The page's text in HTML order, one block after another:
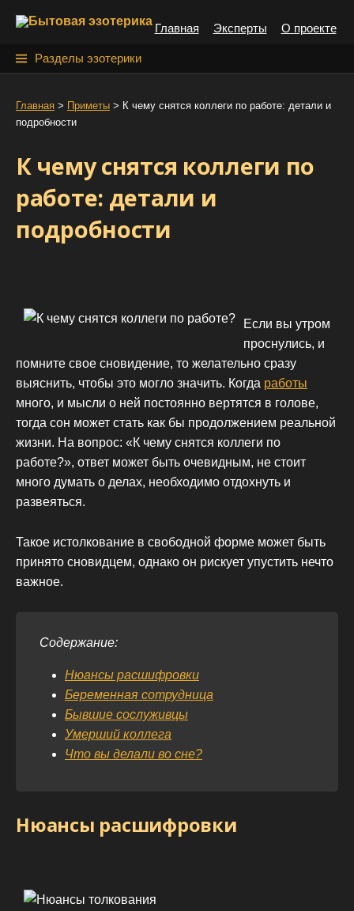
Главная Эксперты О проекте
Разделы эзотерики
й
:
Главная > Приметы > К чему снятся коллеги по работе: детали и
подробности
К чему снятся коллеги по
работе: детали и
подробности
Если вы утром
проснулись, и
помните свое сновидение, то желательно сразу
выяснить, чтобы это могло значить. Когда работы
много, и мысли о ней постоянно вертятся в голове,
тогда сон может стать как бы продолжением реальной
жизни. На вопрос: «К чему снятся коллеги по
работе?», ответ может быть очевидным, не стоит
много думать о делах, необходимо отдохнуть и
развеяться.
Такое истолкование в свободной форме может быть
принято сновидцем, однако он рискует упустить нечто
важное.
Содержание:
Нюансы расшифровки
Беременная сотрудница
Бывшие сослуживцы
Умерший коллега
Что вы делали во сне?
Нюансы расшифровки